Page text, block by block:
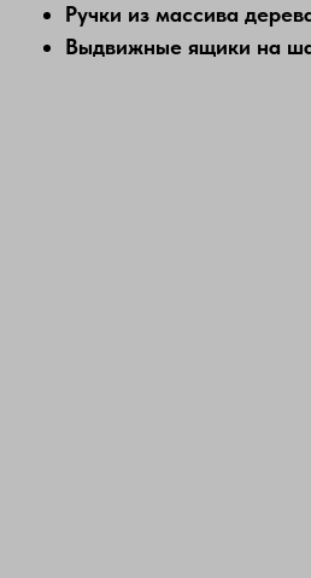
Ручки из массива
Выдвижные ящики на